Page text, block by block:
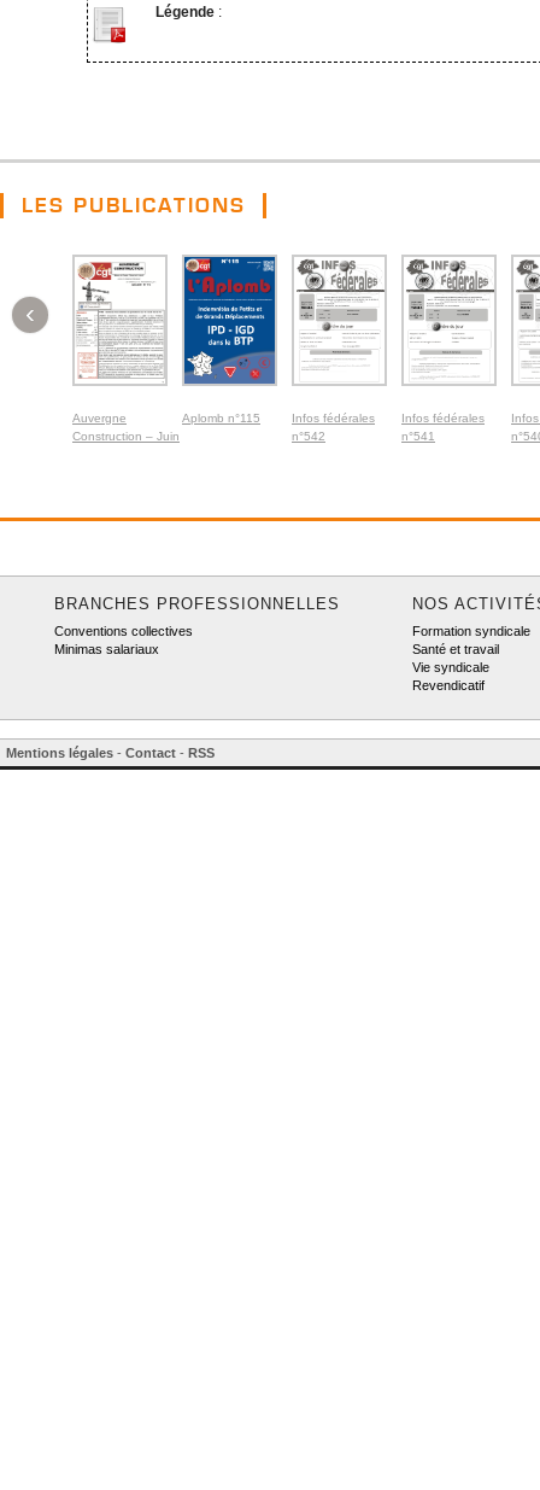
Légende :
LES PUBLICATIONS
Auvergne
Construction – Juin
Aplomb n°115
Infos fédérales
n°542
Infos fédérales
n°541
‹
BRANCHES PROFESSIONNELLES
Conventions collectives
Minimas salariaux
NOS
Formation syndicale
Santé et travail
Vie syndicale
Revendicatif
Mentions légales - Contact - RSS